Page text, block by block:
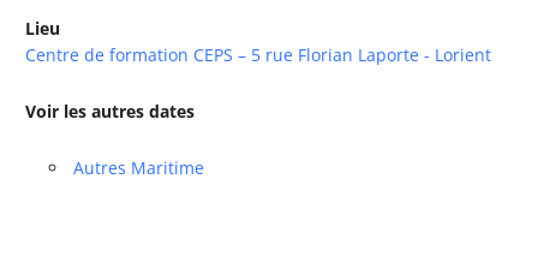
Lieu
Centre de formation CEPS – 5 rue Florian Laporte - Lorient
Voir les autres dates
Autres Maritime